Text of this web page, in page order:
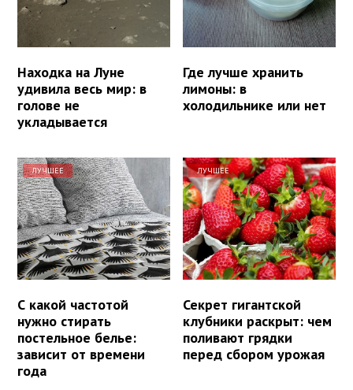
Находка на Луне
удивила весь мир: в
голове не
укладывается
Где лучше хранить
лимоны: в
холодильнике или нет
ЛУЧШЕЕ
С какой частотой
нужно стирать
постельное белье:
зависит от времени
года
ЛУЧШЕЕ
Секрет гигантской
клубники раскрыт: чем
поливают грядки
перед сбором урожая